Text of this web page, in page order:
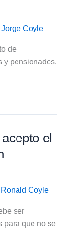
Jorge Coyle
de
y pensionados.
el
Ronald Coyle
ser
para que no se